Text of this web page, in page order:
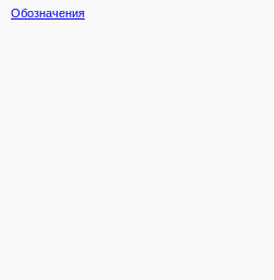
Обозначения